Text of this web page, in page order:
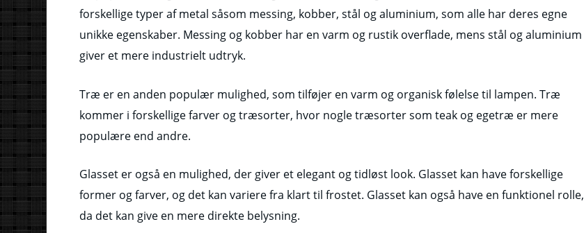
forskellige typer af metal såsom messing, kobber, stål og aluminium, som alle har deres egne
unikke egenskaber. Messing og kobber har en varm og rustik overflade, mens stål og aluminium
giver et mere industrielt udtryk.
Træ er en anden populær mulighed, som tilføjer en varm og organisk følelse til lampen. Træ
kommer i forskellige farver og træsorter, hvor nogle træsorter som teak og egetræ er mere
populære end andre.
Glasset er også en mulighed, der giver et elegant og tidløst look. Glasset kan have forskellige
former og farver, og det kan variere fra klart til frostet. Glasset kan også have en funktionel rolle,
da det kan give en mere direkte belysning.